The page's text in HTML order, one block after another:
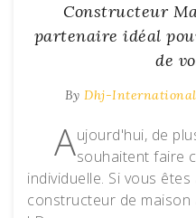
Constructeur
partenaire idéal
de
By Dhj-
Aujourd'hui, de
souhaitent faire
individuelle. Si vous
constructeur de maison